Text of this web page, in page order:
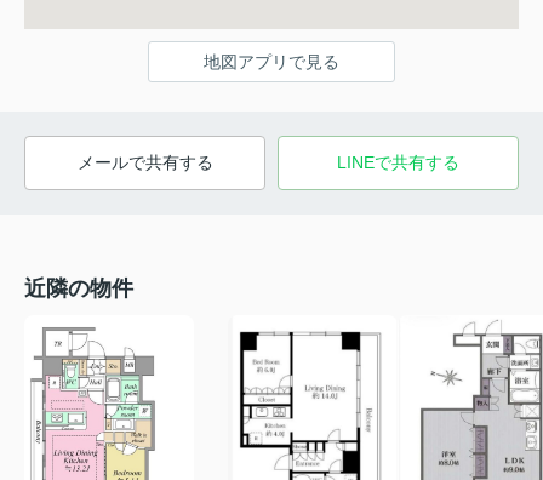
地図アプリで見る
メールで共有する LINEで共有する
近隣の物件